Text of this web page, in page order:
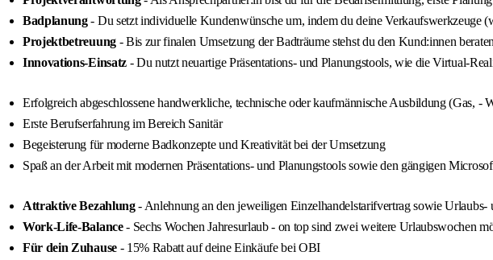
Badplanung- Du setzt individuelle Kundenwünsche um, indem du deine Verkaufswerkzeuge
Projektbetreuung- Bis zur finalen Umsetzung der Badträume stehst du den Kund:innen
Innovations-Einsatz- Du nutzt neuartige Präsentations- und Planungstools, wie die Virtual-
Erfolgreich abgeschlossene handwerkliche, technische oder kaufmännische Ausbildung (Gas, -
Erste Berufserfahrung im Bereich Sanitär
Begeisterung für moderne Badkonzepte und Kreativität bei der Umsetzung
Spaß an der Arbeit mit modernen Präsentations- und Planungstools sowie den gängigen
Attraktive Bezahlung- Anlehnung an den jeweiligen Einzelhandelstarifvertrag sowie Urlaubs-
Work-Life-Balance- Sechs Wochen Jahresurlaub - on top sind zwei weitere Urlaubswochen
Für dein Zuhause - 15% Rabatt auf deine Einkäufe bei OBI